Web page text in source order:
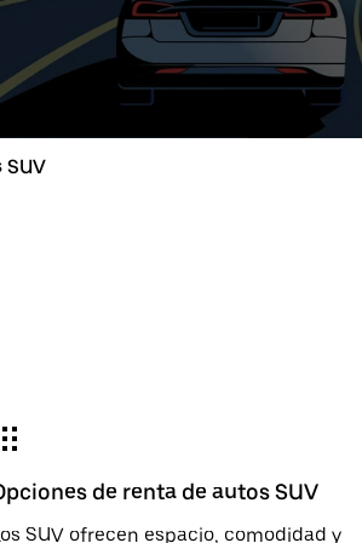
de renta de autos SUV
SUV ofrecen espacio, comodidad y